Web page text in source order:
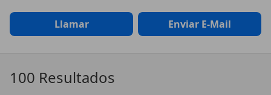
Llamar Enviar E-Mail
100 Resultados